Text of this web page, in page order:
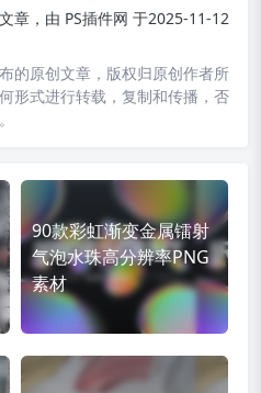
章，由 PS插件网 于2025-11-12
的原创文章，版权归原创作者所
形式进行转载，复制和传播，否
90款彩虹渐变金属镭射
气泡水珠高分辨率PNG
素材